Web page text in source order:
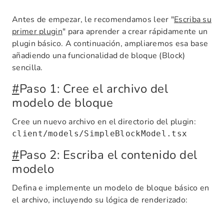
Antes de empezar, le recomendamos leer "Escriba su
primer plugin" para aprender a crear rápidamente un
plugin básico. A continuación, ampliaremos esa base
añadiendo una funcionalidad de bloque (Block)
sencilla.
#Paso 1: Cree el archivo del
modelo de bloque
Cree un nuevo archivo en el directorio del plugin:
client/models/SimpleBlockModel.tsx
#Paso 2: Escriba el contenido del
modelo
Defina e implemente un modelo de bloque básico en
el archivo, incluyendo su lógica de renderizado: